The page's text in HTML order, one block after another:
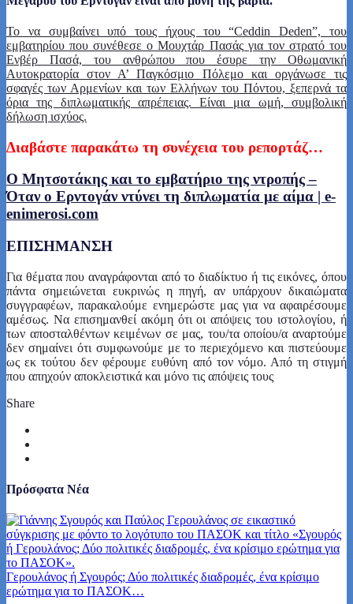
Το να συμβαίνει υπό τους ήχους του “Ceddin Deden”, του
εμβατηρίου που συνέθεσε ο Μουχτάρ Πασάς για τον στρατό του
Ενβέρ Πασά, του ανθρώπου που έσυρε την Οθωμανική
Αυτοκρατορία στον Α’ Παγκόσμιο Πόλεμο και οργάνωσε τις
σφαγές των Αρμενίων και των Ελλήνων του Πόντου, ξεπερνά τα
όρια της διπλωματικής απρέπειας. Είναι μια ωμή, συμβολική
δήλωση ισχύος.
Διαβάστε παρακάτω τη συνέχεια του ρεπορτάζ…
Ο Μητσοτάκης και το εμβατήριο της ντροπής –
Όταν ο Ερντογάν ντύνει τη διπλωματία με αίμα | e-
enimerosi.com
ΕΠΙΣΗΜΑΝΣΗ
Για θέματα που αναγράφονται από το διαδίκτυο ή τις εικόνες, όπου
πάντα σημειώνεται ευκρινώς η πηγή, αν υπάρχουν δικαιώματα
συγγραφέων, παρακαλούμε ενημερώστε μας για να αφαιρέσουμε
αμέσως. Να επισημανθεί ακόμη ότι οι απόψεις του ιστολογίου, ή
των αποσταλθέντων κειμένων σε μας, του/τα οποίου/α αναρτούμε
δεν σημαίνει ότι συμφωνούμε με το περιεχόμενο και πιστεύουμε
ως εκ τούτου δεν φέρουμε ευθύνη από τον νόμο. Από τη στιγμή
που απηχούν αποκλειστικά και μόνο τις απόψεις τους
Share
Πρόσφατα Νέα
Γερουλάνος ή Σγουρός; Δύο πολιτικές διαδρομές, ένα κρίσιμο
ερώτημα για το ΠΑΣΟΚ…